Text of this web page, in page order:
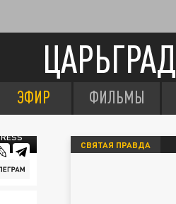
ЦАРЬГРАД
ЭФИР ФИЛЬМЫ
СВЯТАЯ ПРАВДА